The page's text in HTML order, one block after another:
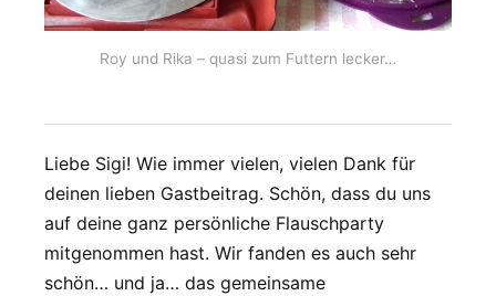
Roy und Rika – quasi zum Futtern lecker…
Liebe Sigi! Wie immer vielen, vielen Dank für
deinen lieben Gastbeitrag. Schön, dass du uns
auf deine ganz persönliche Flauschparty
mitgenommen hast. Wir fanden es auch sehr
schön… und ja… das gemeinsame